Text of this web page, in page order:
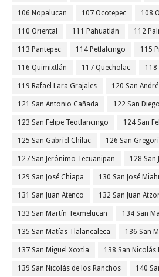
106 Nopalucan 107 Ocotepec 108
110 Oriental 111 Pahuatlán 112
113 Pantepec 114 Petlalcingo 115
116 Quimixtlán 117 Quecholac 118
119 Rafael Lara Grajales 120 San
121 San Antonio Cañada 122 San
123 San Felipe Teotlancingo 124 San
125 San Gabriel Chilac 126 San
127 San Jerónimo Tecuanipan 128 San
129 San José Chiapa 130 San José
131 San Juan Atenco 132 San Juan
133 San Martín Texmelucan 134 San
135 San Matías Tlalancaleca 136 San
137 San Miguel Xoxtla 138 San Nicolás
139 San Nicolás de los Ranchos 140